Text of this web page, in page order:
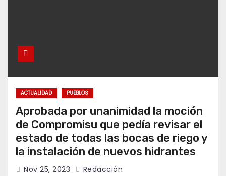
ACTUALIDAD PUEBLOS
Aprobada por unanimidad la moción
de Compromisu que pedía revisar el
estado de todas las bocas de riego y
la instalación de nuevos hidrantes
Nov 25, 2023 Redacción